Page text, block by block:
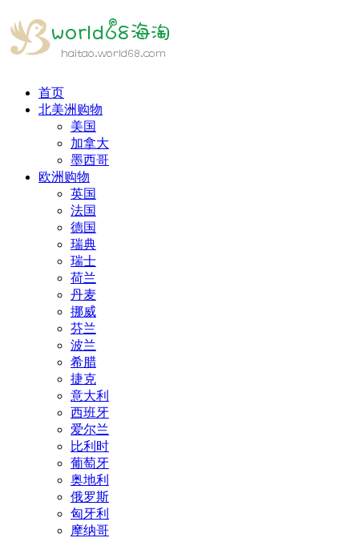
首页
北美洲购物
美国
加拿大
墨西哥
欧洲购物
英国
法国
德国
瑞典
瑞士
荷兰
丹麦
挪威
芬兰
波兰
希腊
捷克
意大利
西班牙
爱尔兰
比利时
葡萄牙
奥地利
俄罗斯
匈牙利
摩纳哥